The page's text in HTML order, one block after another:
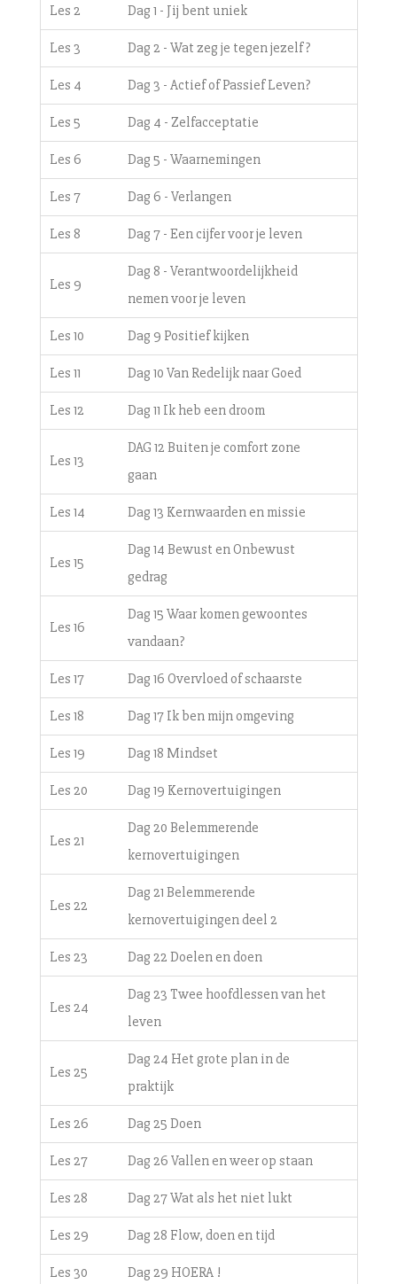
Les 2 Dag 1 - Jij bent uniek
Les 3 Dag 2 - Wat zeg je tegen jezelf?
Les 4 Dag 3 - Actief of Passief Leven?
Les 5 Dag 4 - Zelfacceptatie
Les 6 Dag 5 - Waarnemingen
Les 7 Dag 6 - Verlangen
Les 8 Dag 7 - Een cijfer voor je leven
Les 9
Dag 8 - Verantwoordelijkheid
nemen voor je leven
Les 10 Dag 9 Positief kijken
Les 11 Dag 10 Van Redelijk naar Goed
Les 12 Dag 11 Ik heb een droom
Les 13
DAG 12 Buiten je comfort zone
gaan
Les 14 Dag 13 Kernwaarden en missie
Les 15
Dag 14 Bewust en Onbewust
gedrag
Les 16
Dag 15 Waar komen gewoontes
vandaan?
Les 17 Dag 16 Overvloed of schaarste
Les 18 Dag 17 Ik ben mijn omgeving
Les 19 Dag 18 Mindset
Les 20 Dag 19 Kernovertuigingen
Les 21
Dag 20 Belemmerende
kernovertuigingen
Les 22
Dag 21 Belemmerende
kernovertuigingen deel 2
Les 23 Dag 22 Doelen en doen
Les 24
Dag 23 Twee hoofdlessen van het
leven
Les 25
Dag 24 Het grote plan in de
praktijk
Les 26 Dag 25 Doen
Les 27 Dag 26 Vallen en weer op staan
Les 28 Dag 27 Wat als het niet lukt
Les 29 Dag 28 Flow, doen en tijd
Les 30 Dag 29 HOERA !